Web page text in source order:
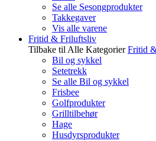
Se alle Sesongprodukter
Takkegaver
Vis alle varene
Fritid & Friluftsliv
Tilbake til Alle Kategorier Fritid
Bil og sykkel
Setetrekk
Se alle Bil og sykkel
Frisbee
Golfprodukter
Grilltilbehør
Hage
Husdyrsprodukter